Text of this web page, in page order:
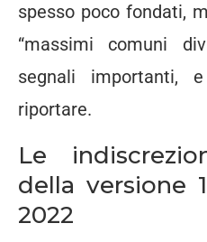
spesso poco fondati,
“massimi comuni
segnali importanti,
riportare.
Le
della versione
2022